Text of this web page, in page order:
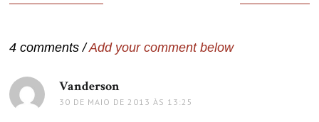
de
4 comments /Add your comment below
Vanderson
30 DE MAIO DE 2013 ÀS 13:25